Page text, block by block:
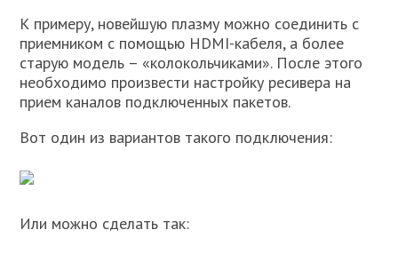
К примеру, новейшую плазму можно соединить с
приемником с помощью HDMI-кабеля, а более
старую модель – «колокольчиками». После этого
необходимо произвести настройку ресивера на
прием каналов подключенных пакетов.
Вот один из вариантов такого подключения:
Или можно сделать так: